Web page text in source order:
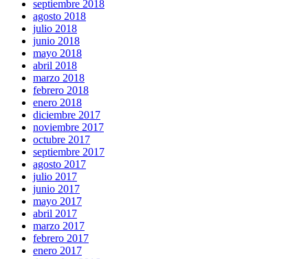
septiembre 2018
agosto 2018
julio 2018
junio 2018
mayo 2018
abril 2018
marzo 2018
febrero 2018
enero 2018
diciembre 2017
noviembre 2017
octubre 2017
septiembre 2017
agosto 2017
julio 2017
junio 2017
mayo 2017
abril 2017
marzo 2017
febrero 2017
enero 2017